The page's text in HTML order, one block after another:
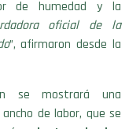
de humedad y la
oficial de la
”, afirmaron desde la
se mostrará una
de labor, que se